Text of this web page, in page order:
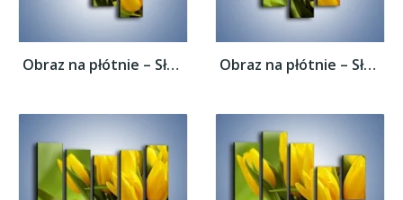
Obraz na płótnie – Słońce schowane w... Obraz na płótnie – Słońce schowane w...